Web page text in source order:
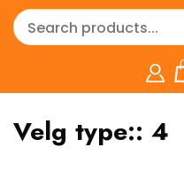
Velg type:: 4